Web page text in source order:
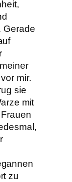
Gerade
mir.
sie
mit
zu